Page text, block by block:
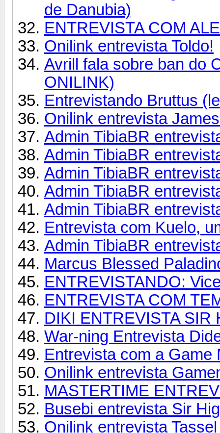
de Danubia)
ENTREVISTA COM
Onilink entrevista Toldo!
Avrill fala sobre ban do
ONILINK)
Entrevistando Bruttus
Onilink entrevista
Admin TibiaBR
Admin TibiaBR
Admin TibiaBR
Admin TibiaBR
Admin TibiaBR
Entrevista com Kuelo,
Admin TibiaBR
Marcus Blessed
ENTREVISTANDO:
ENTREVISTA COM
DIKI ENTREVISTA SIR
War-ning Entrevista
Entrevista com a Game
Onilink entrevista
MASTERTIME
Busebi entrevista Sir
Onilink entrevista